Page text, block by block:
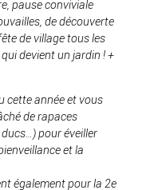
pause conviviale
de découverte
de village tous les
devient un jardin ! +
cette année et vous
de rapaces
pour éveiller
et la
également pour la 2e